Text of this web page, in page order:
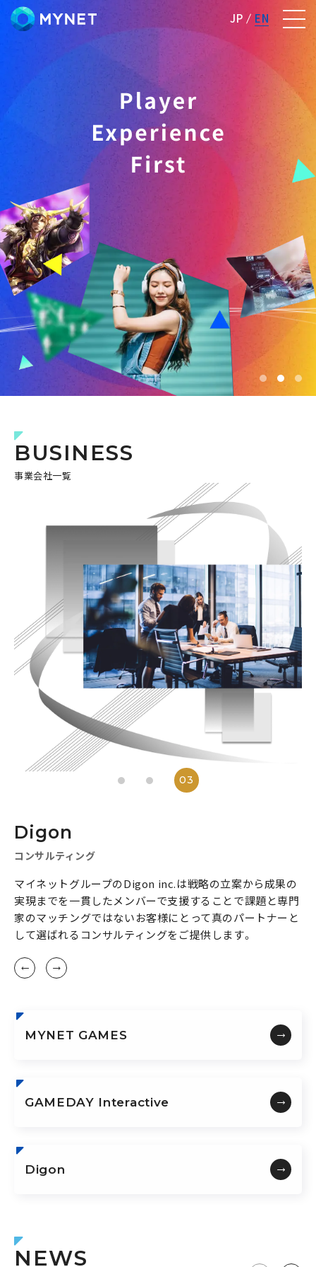
株式会社マイネット
JP EN
BUSINESS
事業会社一覧
コンサルティング
ファンタジースポーツ
Digon
コンサルティング
マイネットグループのDigon inc.は戦略の立案から成果の
実現までを一貫したメンバーで支援することで課題と専門
家のマッチングではないお客様にとって真のパートナーと
して選ばれるコンサルティングをご提供します。
3
MYNET GAMES
GAMEDAY Interactive
Digon
NEWS